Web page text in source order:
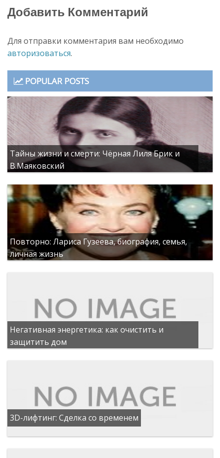
Добавить Комментарий
Для отправки комментария вам необходимо
авторизоваться.
POPULAR POSTS
Тайны жизни и смерти: Чёрная Лиля Брик и
В.Маяковский
Повторно: Лариса Гузеева, биография, семья,
личная жизнь
Негативная энергетика: как очистить и
защитить дом
3D-лифтинг: Сделка со временем